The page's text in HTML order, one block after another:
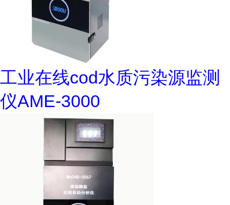
工业在线cod水质污染源监测
仪AME-3000